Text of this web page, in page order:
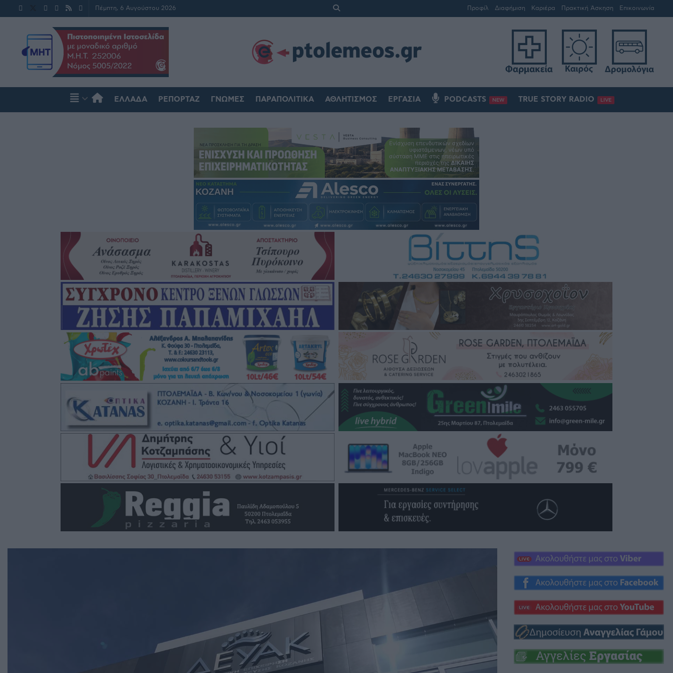
Πέμπτη, 6 Αυγούστου 2026 Προφίλ Διαφήμιση Καριέρα Πρακτική Άσκηση Επικοινωνία
ΕΛΛΆΔΑ ΡΕΠΟΡΤΆΖ ΓΝΏΜΕΣ ΠΑΡΑΠΟΛΙΤΙΚΆ ΑΘΛΗΤΙΣΜΌΣ ΕΡΓΑΣΊΑ PODCASTS NEW TRUE STORY RADIO LIVE